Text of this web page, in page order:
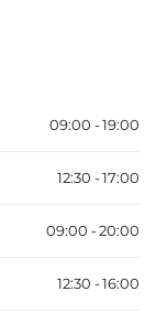
09:00 - 19:00
12:30 - 17:00
09:00 - 20:00
12:30 - 16:00